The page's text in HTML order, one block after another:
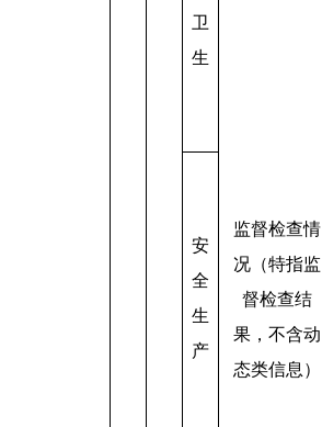
监督检查情
况（特指监
督检查结
果，不含动
态类信息）
卫
生
安
全
生
产